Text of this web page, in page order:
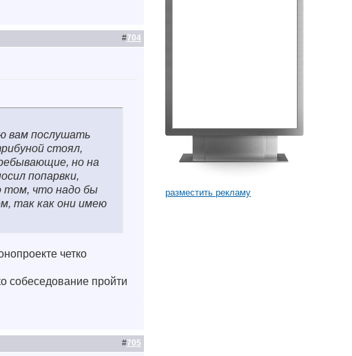
#704
вам послушать
стоял,
но на
попарвки,
том, что надо бы
так как они имею
четко
собеседование пройти
#705
разместить рекламу